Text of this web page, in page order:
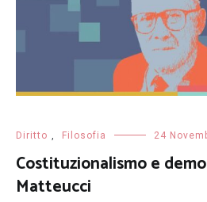
Diritto , Filosofia 24
Costituzionalismo e
Matteucci